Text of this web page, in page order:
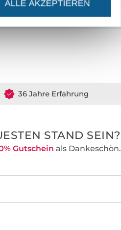
36 Jahre Erfahrung
STAND SEIN?
Gutschein als Dankeschön.
ALLE AKZEPTIEREN